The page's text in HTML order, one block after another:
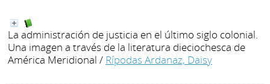
La administración de justicia en el último siglo colonial.
Una imagen a través de la literatura dieciochesca de
América Meridional / Rípodas Ardanaz, Daisy